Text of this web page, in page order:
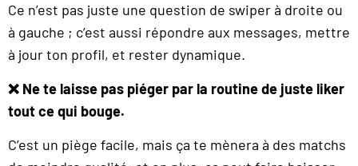
Ce n’est pas juste une question de swiper à droite ou
à gauche ; c’est aussi répondre aux messages, mettre
à jour ton profil, et rester dynamique.
❌ Ne te laisse pas piéger par la routine de juste liker
tout ce qui bouge.
C’est un piège facile, mais ça te mènera à des matchs